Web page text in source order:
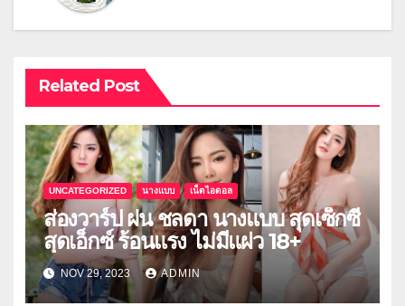
Related Post
UNCATEGORIZED นางแบบ เน็ตไอดอล
ส่องวาร์ป ฝน ชลดา นางแบบ สุดเซ็กซี่
สุดเอ็กซ์ ร้อนแรง ไม่มีแผ่ว 18+
NOV 29, 2023 ADMIN